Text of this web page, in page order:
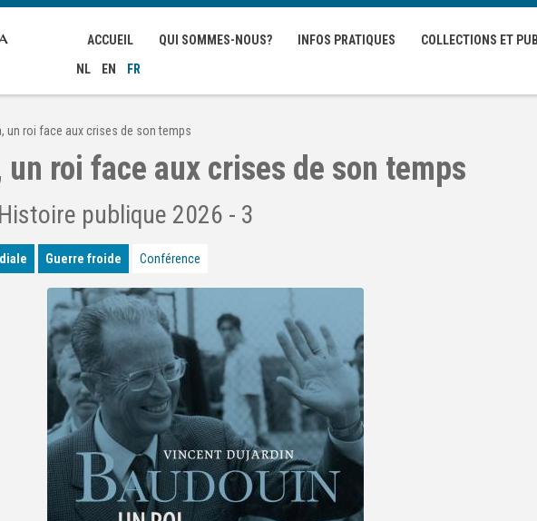
ACCUEIL QUI SOMMES-NOUS? INFOS PRATIQUES COLLECTIONS ET
NL
EN FR
un roi face aux crises de son temps
un roi face aux crises de son temps
publique 2026 - 3
Guerre froide Conférence